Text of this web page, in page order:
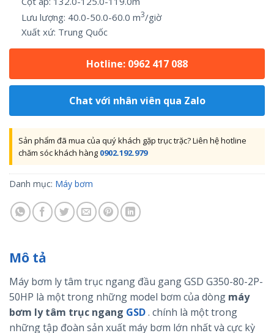
Lưu lượng: 40.0-50.0-60.0 m3/giờ
Xuất xứ: Trung Quốc
Hotline: 0962 417 088
Chat với nhân viên qua Zalo
Sản phẩm đã mua của quý khách gặp trục trặc? Liên hệ hotline
chăm sóc khách hàng 0902.192.979
Danh mục: Máy bơm
Mô tả
Máy bơm ly tâm trục ngang đầu gang GSD G350-80-2P-
50HP là một trong những model bơm của dòng máy
bơm ly tâm trục ngang GSD. chính là một trong
những tập đoàn sản xuất máy bơm lớn nhất và cực kỳ